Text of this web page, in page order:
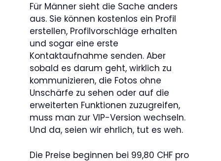
Für Männer sieht die Sache anders
aus. Sie können kostenlos ein Profil
erstellen, Profilvorschläge erhalten
und sogar eine erste
Kontaktaufnahme senden. Aber
sobald es darum geht, wirklich zu
kommunizieren, die Fotos ohne
Unschärfe zu sehen oder auf die
erweiterten Funktionen zuzugreifen,
muss man zur VIP-Version wechseln.
Und da, seien wir ehrlich, tut es weh.
Die Preise beginnen bei 99,80 CHF pro